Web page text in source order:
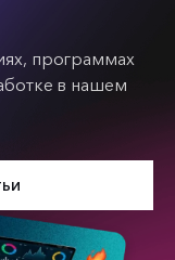
программах
в нашем